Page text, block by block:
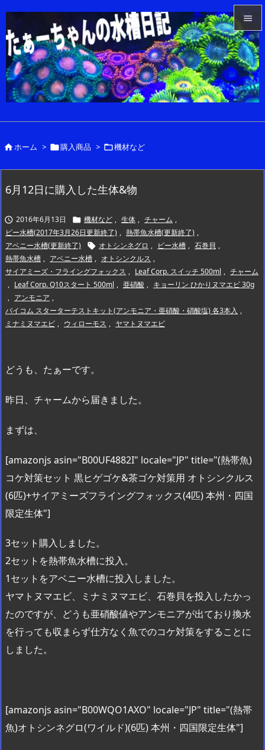


メニュ

サイド


ホーム > 購入商品 > 機材など
6月12日に購入した生体&物
 2016年6月13日  機材など , 生体 , チャーム ,
ビー水槽(2017年3月26日更新終了) , 熱帯魚水槽(更新終了) ,
アベニー水槽(更新終了)
 オトシンネグロ , ビー水槽 , 石巻貝 ,
熱帯魚水槽 , アベニー水槽 , オトシンクルス ,
サイアミーズ・フライングフォックス , Leaf Corp. スイッチ 500ml , チャーム
, Leaf Corp. Q10スタート 500ml , 亜硝酸 , キョーリン ひかりヌマエビ 30g
, アンモニア ,
バイコム スターターテストキット(アンモニア・亜硝酸・硝酸塩) 各3本入 ,
ミナミヌマエビ , ウィローモス , ヤマトヌマエビ
どうも、たぁーです。
昨日、チャームから届きました。
まずは、
[amazonjs asin="B00UF4882I" locale="JP" title="(熱帯魚)
コケ対策セット 黒ヒゲゴケ&茶ゴケ対策用 オトシンクルス
(6匹)+サイアミーズフライングフォックス(4匹) 本州・四国
限定生体"]
3セット購入しました。
2セットを熱帯魚水槽に投入。
1セットをアベニー水槽に投入しました。
ヤマトヌマエビ、ミナミヌマエビ、石巻貝を投入したかっ
たのですが、どうも亜硝酸値やアンモニアが出ており換水
を行っても収まらず仕方なく魚でのコケ対策をすることに
しました。
[amazonjs asin="B00WQO1AXO" locale="JP" title="(熱帯
魚)オトシンネグロ(ワイルド)(6匹) 本州・四国限定生体"]